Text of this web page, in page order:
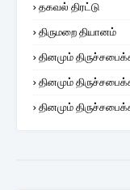
தகவல் திரட்டு
திருமறை தியானம்
தினமும்
தினமும்
தினமும்